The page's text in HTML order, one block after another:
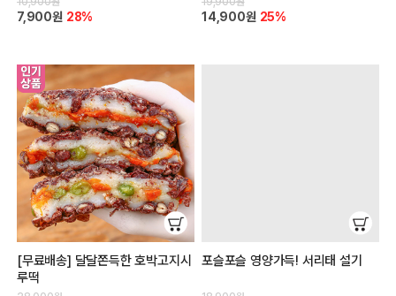
7,900원 28% 14,900원 25%
[무료배송] 달달쫀득한 호박고지시
루떡
포슬포슬 영양가득! 서리태 설기